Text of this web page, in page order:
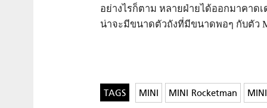
อย่างไรก็ตาม หลายฝ่ายได้ออกมาคาด
น่าจะมีขนาดตัวถังที่มีขนาดพอๆ กับตัว
MINI MINI Rocketman